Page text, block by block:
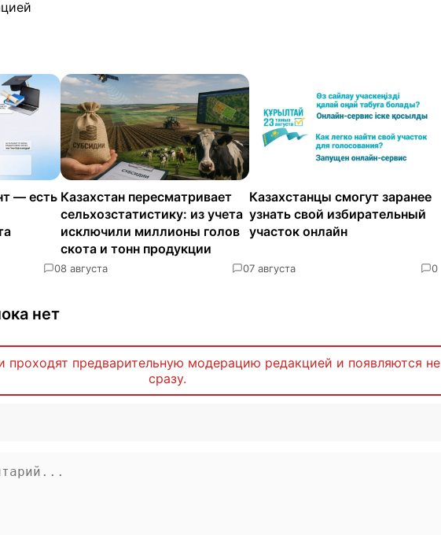
— есть
0
Казахстан пересматривает
сельхозстатистику: из учета
исключили миллионы голов
скота и тонн продукции
8 августа 0
Казахстанцы смогут заранее
узнать свой избирательный
участок онлайн
7 августа 0
нет
проходят предварительную модерацию редакцией и появляются не
сразу.